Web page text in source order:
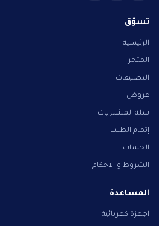
تسوّق
الرئيسية
المتجر
التصنيفات
عروض
سلة المشتريات
إتمام الطلب
الحساب
الشروط و الاحكام
المساعدة
اجهزة كهربائية